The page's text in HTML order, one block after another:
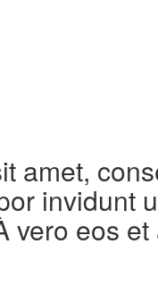
amet,
invidunt
vero eos